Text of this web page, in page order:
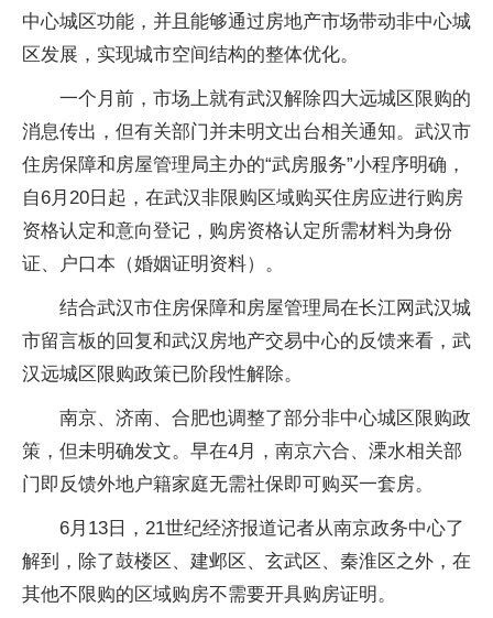
中心城区功能，并且能够通过房地产市场带动非中心城
区发展，实现城市空间结构的整体优化。
一个月前，市场上就有武汉解除四大远城区限购的
消息传出，但有关部门并未明文出台相关通知。武汉市
住房保障和房屋管理局主办的“武房服务”小程序明确，
自6月20日起，在武汉非限购区域购买住房应进行购房
资格认定和意向登记，购房资格认定所需材料为身份
证、户口本（婚姻证明资料）。
结合武汉市住房保障和房屋管理局在长江网武汉城
市留言板的回复和武汉房地产交易中心的反馈来看，武
汉远城区限购政策已阶段性解除。
南京、济南、合肥也调整了部分非中心城区限购政
策，但未明确发文。早在4月，南京六合、溧水相关部
门即反馈外地户籍家庭无需社保即可购买一套房。
6月13日，21世纪经济报道记者从南京政务中心了
解到，除了鼓楼区、建邺区、玄武区、秦淮区之外，在
其他不限购的区域购房不需要开具购房证明。